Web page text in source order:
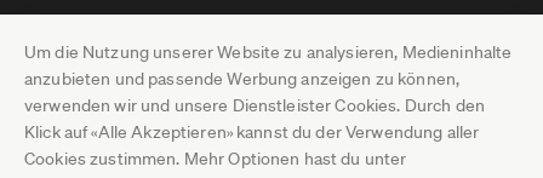
Um die Nutzung unserer Website zu analysieren, Medieninhalte
anzubieten und passende Werbung anzeigen zu können,
verwenden wir und unsere Dienstleister Cookies. Durch den
Klick auf «Alle Akzeptieren» kannst du der Verwendung aller
Cookies zustimmen. Mehr Optionen hast du unter
Impressum
Datenschutz
Pressebereich